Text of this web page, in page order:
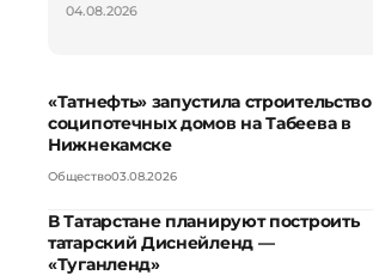
04.08.2026
«Татнефть» запустила строительство
соципотечных домов на Табеева в
Нижнекамске
Общество03.08.2026
В Татарстане планируют построить
татарский Диснейленд —
«Туганленд»